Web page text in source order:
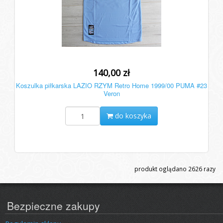
140,00 zł
Koszulka piłkarska LAZIO RZYM Retro Home 1999/00 PUMA #23
Veron
do koszyka
produkt oglądano 2626 razy
Bezpieczne zakupy